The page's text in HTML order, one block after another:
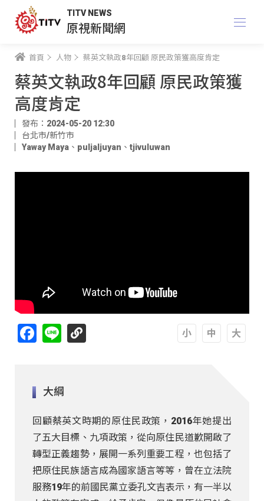
TITV NEWS
原視新聞網
首頁 人物 蔡英文執政8年回顧 原民政策獲高度肯定
蔡英文執政8年回顧 原民政策獲
高度肯定
發布：2024-05-20 12:30
台北市/新竹市
Yaway Maya 、 puljaljuyan 、 tjivuluwan
Facebook
Line
大綱
回顧蔡英文時期的原住民政策，2016年她提出
了五大目標、九項政策，從向原住民道歉開啟了
轉型正義趨勢，展開一系列重要工程，也包括了
把原住民族語言成為國家語言等等，曾在立法院
服務19年的前國民黨立委孔文吉表示，有一半以